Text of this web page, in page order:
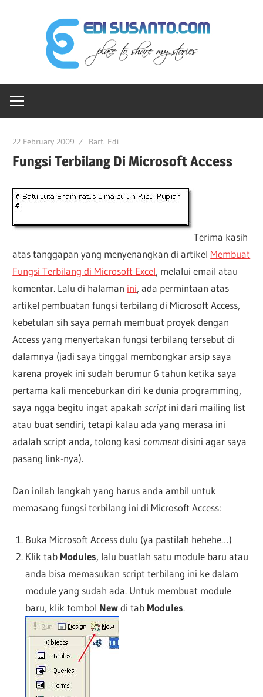
ku
Cerita
22 February 2009 Bart. Edi
Fungsi Terbilang Di Microsoft Access
Terima kasih
atas tanggapan yang menyenangkan di artikel Membuat
Fungsi Terbilang di Microsoft Excel, melalui email atau
komentar. Lalu di halaman ini, ada permintaan atas
artikel pembuatan fungsi terbilang di Microsoft Access,
kebetulan sih saya pernah membuat proyek dengan
Access yang menyertakan fungsi terbilang tersebut di
dalamnya (jadi saya tinggal membongkar arsip saya
karena proyek ini sudah berumur 6 tahun ketika saya
pertama kali menceburkan diri ke dunia programming,
saya ngga begitu ingat apakah scriptini dari mailing list
atau buat sendiri, tetapi kalau ada yang merasa ini
adalah script anda, tolong kasi commentdisini agar saya
pasang link-nya).
Dan inilah langkah yang harus anda ambil untuk
memasang fungsi terbilang ini di Microsoft Access:
Buka Microsoft Access dulu (ya pastilah hehehe…)
Klik tabModules, lalu buatlah satu module baru atau
anda bisa memasukan script terbilang ini ke dalam
module yang sudah ada. Untuk membuat module
baru, klik tombol Newdi tabModules.